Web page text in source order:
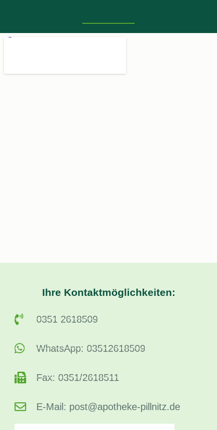
Ihre Kontaktmöglichkeiten:
0351 2618509
WhatsApp: 03512618509
Fax: 0351/2618511
E-Mail: post@apotheke-pillnitz.de